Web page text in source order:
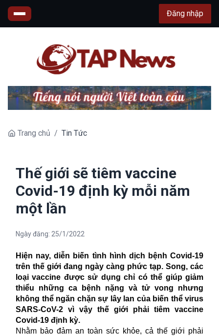
Đăng nhập
Trang chủ / Tin Tức
Thế giới sẽ tiêm vaccine
Covid-19 định kỳ mỗi năm
một lần
Ngày đăng: 25/1/2022
Hiện nay, diễn biến tình hình dịch bệnh Covid-19
trên thế giới đang ngày càng phức tạp. Song, các
loại vaccine được sử dụng chỉ có thể giúp giảm
thiểu những ca bệnh nặng và tử vong nhưng
không thể ngăn chặn sự lây lan của biến thể virus
SARS-CoV-2 vì vậy thế giới phải tiêm vaccine
Covid-19 định kỳ.
Nhằm bảo đảm an toàn sức khỏe, cả thế giới phải